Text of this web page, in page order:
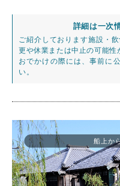
詳細は一次
ご紹介しております施設・
更や休業または中止の可能性
おでかけの際には、事前に
い。
船上か